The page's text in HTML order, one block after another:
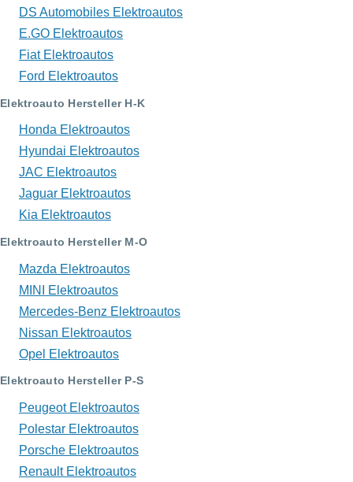
DS Automobiles Elektroautos
E.GO Elektroautos
Fiat Elektroautos
Ford Elektroautos
Elektroauto Hersteller H-K
Honda Elektroautos
Hyundai Elektroautos
JAC Elektroautos
Jaguar Elektroautos
Kia Elektroautos
Elektroauto Hersteller M-O
Mazda Elektroautos
MINI Elektroautos
Mercedes-Benz Elektroautos
Nissan Elektroautos
Opel Elektroautos
Elektroauto Hersteller P-S
Peugeot Elektroautos
Polestar Elektroautos
Porsche Elektroautos
Renault Elektroautos